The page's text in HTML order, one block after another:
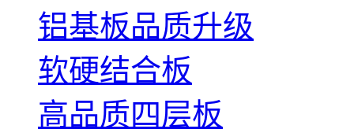
铝基板品质升级
软硬结合板
高品质四层板